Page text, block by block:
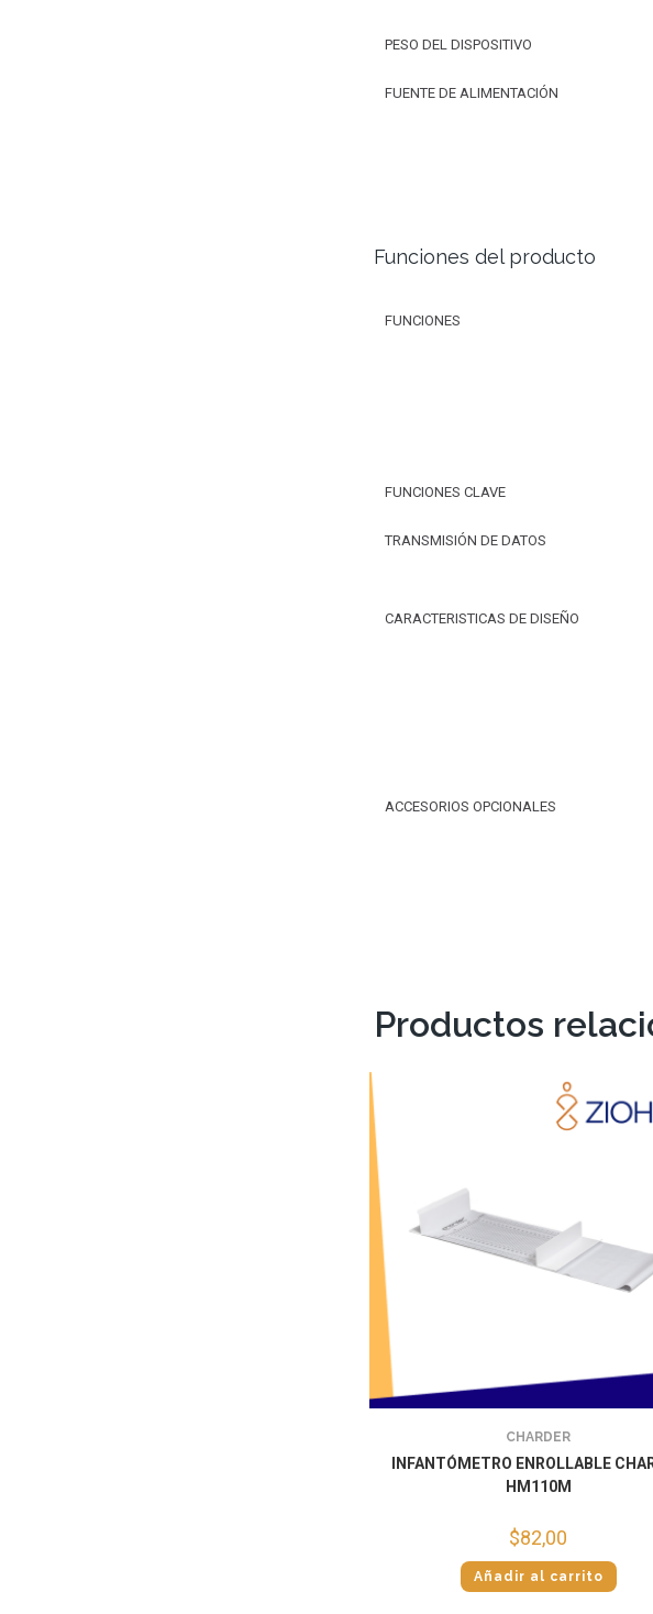
PESO DEL DISPOSITIVO
FUENTE DE ALIMENTACIÓN
Funciones del producto
FUNCIONES
FUNCIONES CLAVE
TRANSMISIÓN DE DATOS
CARACTERISTICAS DE DISEÑO
ACCESORIOS OPCIONALES
Productos
CHARDER
INFANTÓMETRO ENROLLABLE
HM110M
$82,00
Añadir al carrito